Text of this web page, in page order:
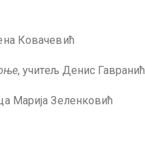
Ковачевић
, учитељ Денис Гавранић
Марија Зеленковић